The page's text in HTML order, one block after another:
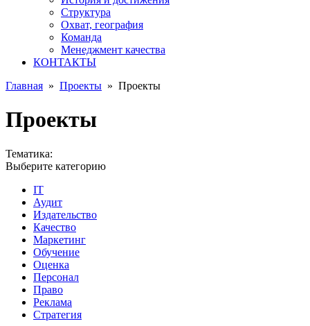
Структура
Охват, география
Команда
Менеджмент качества
КОНТАКТЫ
Главная » Проекты » Проекты
Проекты
Тематика:
Выберите категорию
IT
Аудит
Издательство
Качество
Маркетинг
Обучение
Оценка
Персонал
Право
Реклама
Стратегия